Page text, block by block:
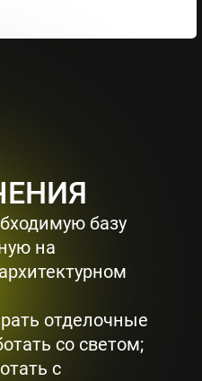
базу
на
отделочные
со светом;
с